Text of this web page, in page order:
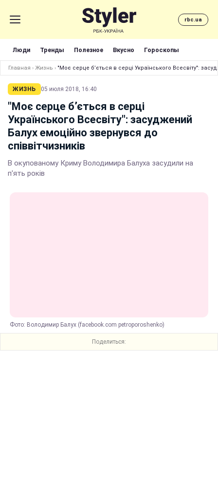
rbc.ua
Люди Тренды Полезное Вкусно Гороскопы
Главная › Жизнь › "Моє серце б’ється в серці Українського Всесвіту":
ЖИЗНЬ 05 июля 2018, 16:40
"Моє серце б’ється в серці
Українського Всесвіту": засуджений
Балух емоційно звернувся до
співвітчизників
В окупованому Криму Володимира Балуха засудили на
п'ять років
Фото: Володимир Балух (facebook.com petroporoshenko)
Поделиться: